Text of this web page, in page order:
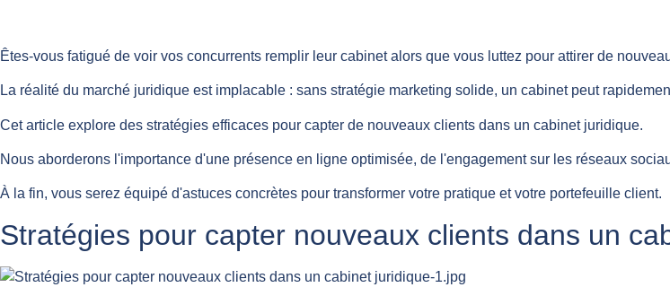
Êtes-vous fatigué de voir vos concurrents remplir leur cabinet alors que vous luttez pour attirer de
La réalité du marché juridique est implacable : sans stratégie marketing solide, un cabinet peut
Cet article explore des stratégies efficaces pour capter de nouveaux clients dans un cabinet juridique.
Nous aborderons l'importance d'une présence en ligne optimisée, de l'engagement sur les réseaux
À la fin, vous serez équipé d'astuces concrètes pour transformer votre pratique et votre portefeuille client.
Stratégies pour capter nouveaux clients dans un